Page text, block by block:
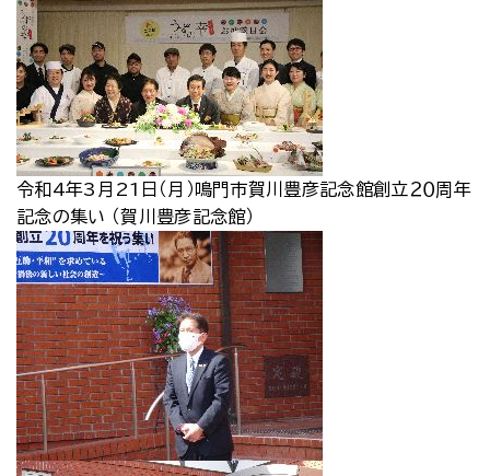
令和4年3月21日（月）鳴門市賀川豊彦記念館創立２０周年
記念の集い （賀川豊彦記念館）